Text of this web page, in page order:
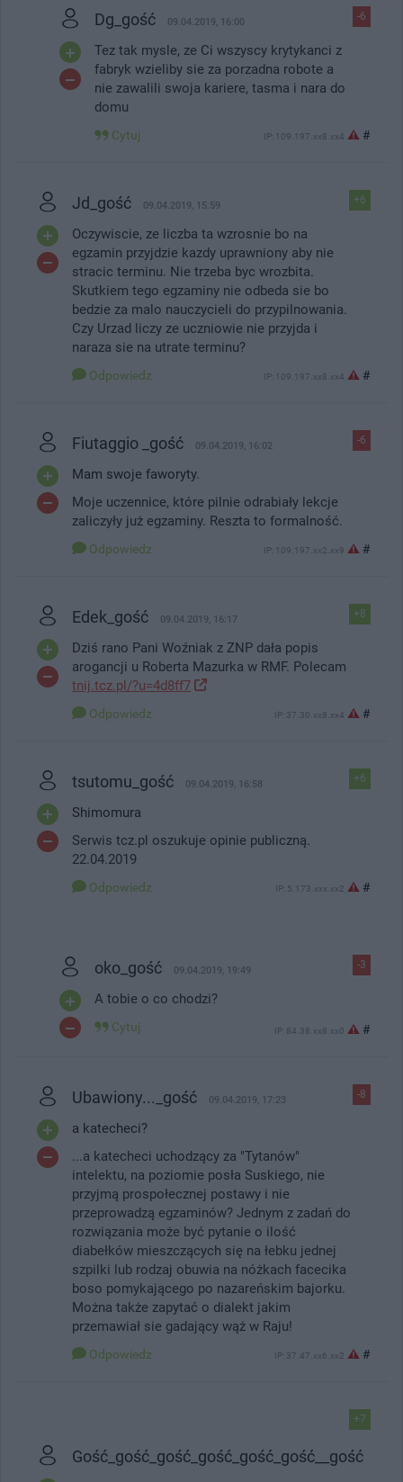
-6
Dg_gość 09.04.2019, 16:00
Tez tak mysle, ze Ci wszyscy krytykanci z
fabryk wzieliby sie za porzadna robote a
nie zawalili swoja kariere, tasma i nara do
domu
Cytuj IP: 109.197.xx8.xx4 #
+6
Jd_gość 09.04.2019, 15:59
Oczywiscie, ze liczba ta wzrosnie bo na
egzamin przyjdzie kazdy uprawniony aby nie
stracic terminu. Nie trzeba byc wrozbita.
Skutkiem tego egzaminy nie odbeda sie bo
bedzie za malo nauczycieli do przypilnowania.
Czy Urzad liczy ze uczniowie nie przyjda i
naraza sie na utrate terminu?
Odpowiedz IP: 109.197.xx8.xx4 #
-6
Fiutaggio _gość 09.04.2019, 16:02
Mam swoje faworyty.
Moje uczennice, które pilnie odrabiały lekcje
zaliczyły już egzaminy. Reszta to formalność.
Odpowiedz IP: 109.197.xx2.xx9 #
+8
Edek_gość 09.04.2019, 16:17
Dziś rano Pani Woźniak z ZNP dała popis
arogancji u Roberta Mazurka w RMF. Polecam
tnij.tcz.pl/?u=4d8ff7
Odpowiedz IP: 37.30.xx8.xx4 #
+6
tsutomu_gość 09.04.2019, 16:58
Shimomura
Serwis tcz.pl oszukuje opinie publiczną.
22.04.2019
Odpowiedz IP: 5.173.xxx.xx2 #
-3
oko_gość 09.04.2019, 19:49
A tobie o co chodzi?
Cytuj IP: 84.38.xx8.xx0 #
-8
Ubawiony..._gość 09.04.2019, 17:23
a katecheci?
...a katecheci uchodzący za "Tytanów"
intelektu, na poziomie posła Suskiego, nie
przyjmą prospołecznej postawy i nie
przeprowadzą egzaminów? Jednym z zadań do
rozwiązania może być pytanie o ilość
diabełków mieszczących się na łebku jednej
szpilki lub rodzaj obuwia na nóżkach facecika
boso pomykającego po nazareńskim bajorku.
Można także zapytać o dialekt jakim
przemawiał sie gadający wąż w Raju!
Odpowiedz IP: 37.47.xx6.xx2 #
+7
Gość_gość_gość_gość_gość_gość__gość